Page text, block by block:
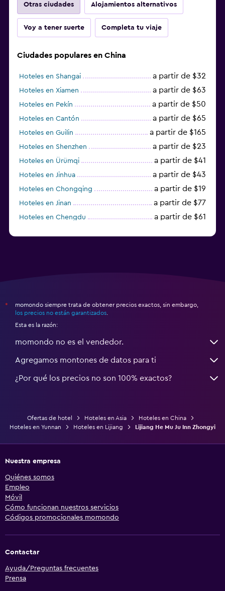
Otras ciudades Alojamientos alternativos
Voy a tener suerte Completa tu viaje
Ciudades populares en China
Hoteles en Shangai a partir de $32
Hoteles en Xiamen a partir de $63
Hoteles en Pekín a partir de $50
Hoteles en Cantón a partir de $65
Hoteles en Guilin a partir de $165
Hoteles en Shenzhen a partir de $23
Hoteles en Ürümqi a partir de $41
Hoteles en Jinhua a partir de $43
Hoteles en Chongqing a partir de $19
Hoteles en Jinan a partir de $77
Hoteles en Chengdu a partir de $61
*
momondo siempre trata de obtener precios exactos, sin embargo,
los precios no están garantizados
Esta es la razón:
momondo no es el vendedor.
Agregamos montones de datos para ti
¿Por qué los precios no son 100% exactos?
Ofertas de hotel Hoteles en Asia
Hoteles en China
Hoteles en Yunnan
Hoteles en Lijiang Lijiang He Mu Ju Inn Zhongyi
Nuestra empresa
Quiénes somos
Empleo
Móvil
Cómo funcionan nuestros servicios
Códigos promocionales momondo
Contactar
Ayuda/Preguntas frecuentes
Prensa